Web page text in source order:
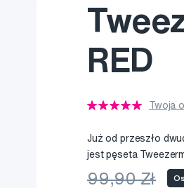
RED
Twoja
Już od przeszło
jest pęseta
99,90 Zł